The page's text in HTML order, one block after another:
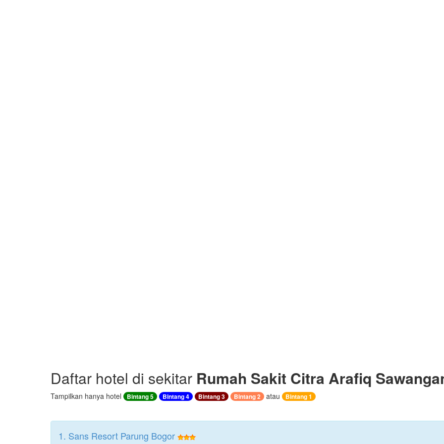
Daftar hotel di sekitar Rumah Sakit Citra Arafiq
Tampilkan hanya hotel Bintang 5 Bintang 4 Bintang 3 Bintang 2 atau Bintang 1
1. Sans Resort Parung Bogor